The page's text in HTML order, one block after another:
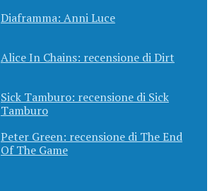
Diaframma: Anni Luce
Alice In Chains: recensione di Dirt
Sick Tamburo: recensione di Sick
Tamburo
Peter Green: recensione di The End
Of The Game